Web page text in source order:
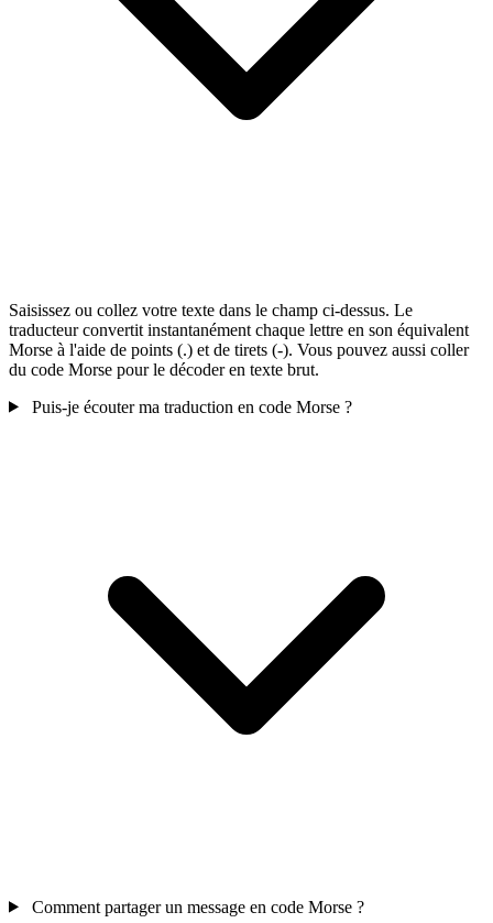
Saisissez ou collez votre texte dans le champ ci-dessus. Le
traducteur convertit instantanément chaque lettre en son équivalent
Morse à l'aide de points (.) et de tirets (-). Vous pouvez aussi coller
du code Morse pour le décoder en texte brut.
Puis-je écouter ma traduction en code Morse ?
Comment partager un message en code Morse ?